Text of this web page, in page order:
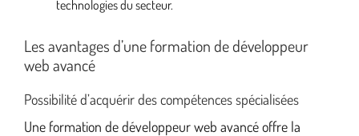
technologies du secteur.
Les avantages d’une formation de développeur
web avancé
Possibilité d’acquérir des compétences spécialisées
Une formation de développeur web avancé offre la